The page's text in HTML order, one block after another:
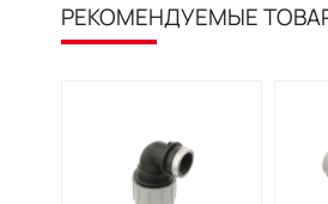
РЕКОМЕНДУЕМЫЕ